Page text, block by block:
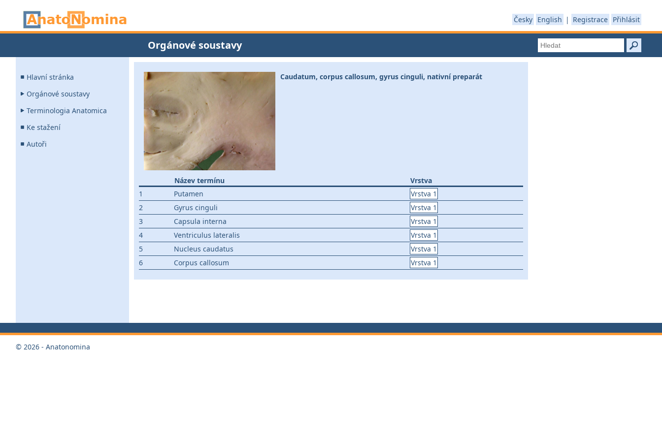
Česky English | Registrace Přihlásit
Orgánové soustavy
Hlavní stránka
Orgánové soustavy
Terminologia Anatomica
Ke stažení
Autoři
Caudatum, corpus callosum, gyrus cinguli, nativní preparát
Název termínu
Vrstva
1
Putamen
Vrstva 1
2
Gyrus cinguli
Vrstva 1
3
Capsula interna
Vrstva 1
4
Ventriculus lateralis
Vrstva 1
5
Nucleus caudatus
Vrstva 1
6
Corpus callosum Vrstva 1
© 2026 - Anatonomina